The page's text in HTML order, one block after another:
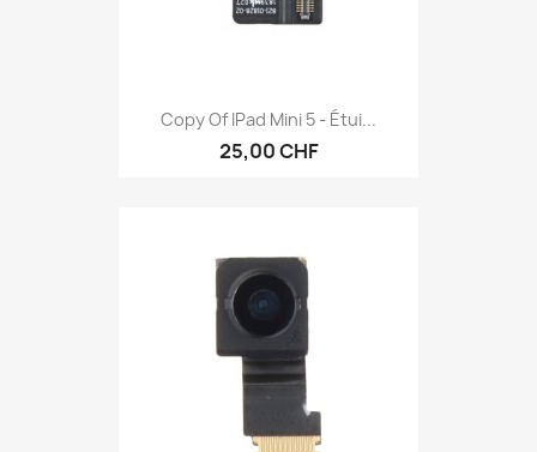
Copy Of IPad Mini 5 - Étui...
25,00 CHF